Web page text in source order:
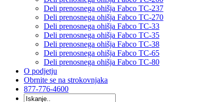
Deli prenosnega ohišja Fabco TC-237
Deli prenosnega ohišja Fabco TC-270
Deli prenosnega ohišja Fabco TC-33
Deli prenosnega ohišja Fabco TC-35
Deli prenosnega ohišja Fabco TC-38
Deli prenosnega ohišja Fabco TC-65
Deli prenosnega ohišja Fabco TC-80
O podjetju
Obrnite se na strokovnjaka
877-776-4600
Išči: